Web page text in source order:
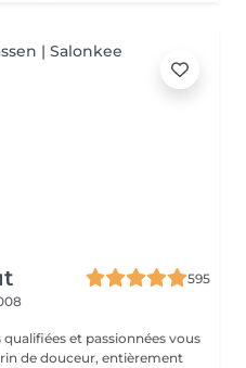
595
et passionnées vous
de douceur, entièrement